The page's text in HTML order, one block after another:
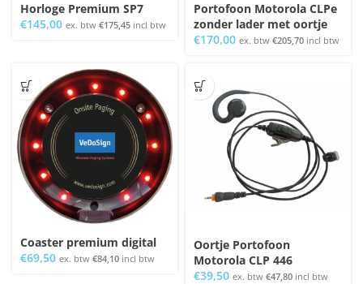
Horloge Premium SP7
€145,00 ex. btw €175,45 incl btw
Portofoon Motorola CLPe
zonder lader met oortje
€170,00 ex. btw €205,70 incl btw
Coaster premium digital
€69,50 ex. btw €84,10 incl btw
Oortje Portofoon
Motorola CLP 446
€39,50 ex. btw €47,80 incl btw